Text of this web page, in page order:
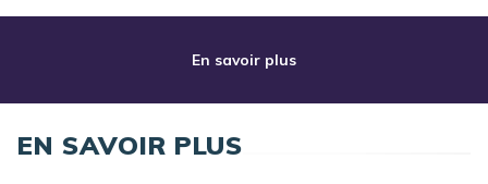
En savoir plus
EN SAVOIR PLUS